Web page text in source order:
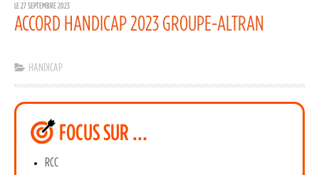
LE 27 SEPTEMBRE 2023
ACCORD HANDICAP 2023 GROUPE-ALTRAN
HANDICAP
FOCUS SUR …
RCC